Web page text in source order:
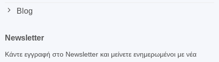
Blog
Newsletter
Κάντε εγγραφή στο Newsletter και μείνετε ενημερωμένοι με νέα